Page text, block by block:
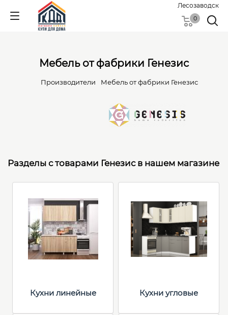
Лесозаводск
0
Мебель от фабрики Генезис
Производители Мебель от фабрики Генезис
Разделы с товарами Генезис в нашем магазине
Кухни линейные Кухни угловые